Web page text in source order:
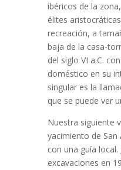
ibéricos de la
élites
recreación, a
baja de la casa-
del siglo VI a.C.
doméstico en su
singular es la
que se puede ver
Nuestra siguiente
yacimiento de San
con una guía local.
excavaciones en